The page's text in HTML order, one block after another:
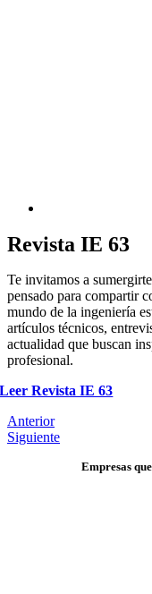
Revista IE 63
Te invitamos a
pensado para compartir
mundo de la ingeniería
artículos técnicos,
actualidad que buscan
profesional.
Leer Revista IE 63
Anterior
Siguiente
Empresas